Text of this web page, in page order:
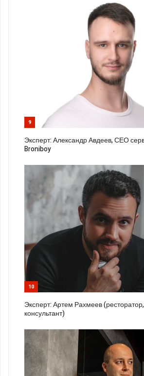
9
Эксперт: Александр Авдеев, СЕО
Broniboy
10
Эксперт: Артем Рахмеев
консультант)